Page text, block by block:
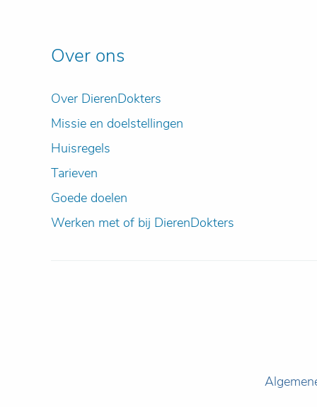
Over ons
Over DierenDokters
Missie en doelstellingen
Huisregels
Tarieven
Goede doelen
Werken met of bij DierenDokters